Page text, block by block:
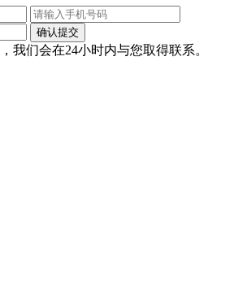
我们会在24小时内与您取得联系。